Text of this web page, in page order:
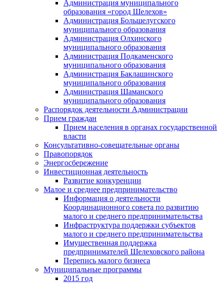
Администрация муниципального
образования «город Шелехов»
Администрация Большелугского
муниципального образования
Администрация Олхинского
муниципального образования
Администрация Подкаменского
муниципального образования
Администрация Баклашинского
муниципального образования
Администрация Шаманского
муниципального образования
Распорядок деятельности Администрации
Прием граждан
Прием населения в органах государственной
власти
Консультативно-совещательные органы
Правопорядок
Энергосбережение
Инвестиционная деятельность
Развитие конкуренции
Малое и среднее предпринимательство
Информация о деятельности
Координационного совета по развитию
малого и среднего предпринимательства
Инфраструктура поддержки субъектов
малого и среднего предпринимательства
Имущественная поддержка
предпринимателей Шелеховского района
Перепись малого бизнеса
Муниципальные программы
2015 год